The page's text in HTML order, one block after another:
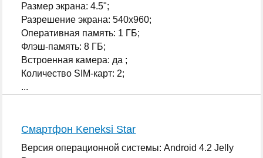
Размер экрана: 4.5";
Разрешение экрана: 540x960;
Оперативная память: 1 ГБ;
Флэш-память: 8 ГБ;
Встроенная камера: да ;
Количество SIM-карт: 2;
...
Смартфон Keneksi Star
Версия операционной системы: Android 4.2 Jelly